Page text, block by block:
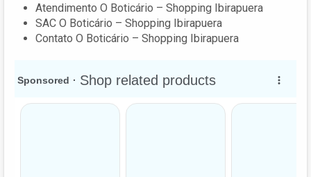
Atendimento O Boticário – Shopping Ibirapuera
SAC O Boticário – Shopping Ibirapuera
Contato O Boticário – Shopping Ibirapuera